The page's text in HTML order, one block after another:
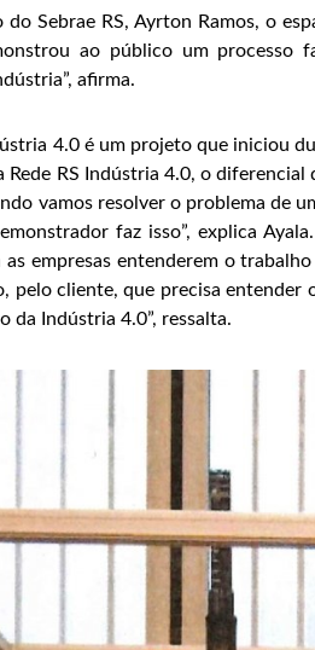
Sebrae RS, Ayrton Ramos, o
ao público um processo
afirma.
4.0 é um projeto que iniciou
Rede RS Indústria 4.0, o
vamos resolver o problema de
faz isso”, explica
empresas entenderem o
pelo cliente, que precisa entender
da Indústria 4.0”, ressalta.